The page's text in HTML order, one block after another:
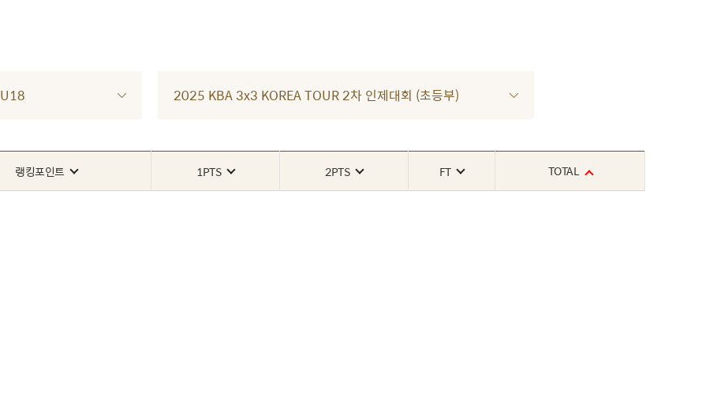
U18 2025 KBA 3x3 KOREA TOUR 2차 인제대회 (초등부)
랭킹포인트 1PTS 2PTS FT TOTAL